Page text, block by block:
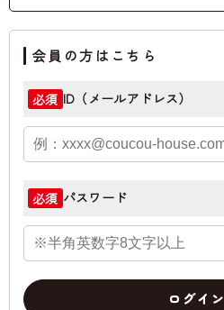
会員の方はこちら
必須 ID（メールアドレス）
必須 パスワード
ログイン